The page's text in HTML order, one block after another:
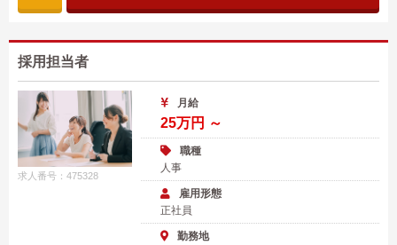
採用担当者
求人番号：475328
月給
25万円 ～
職種
人事
雇用形態
正社員
勤務地